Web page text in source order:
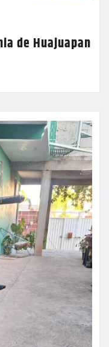
de Huajuapan